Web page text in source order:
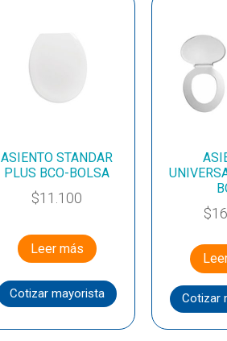
ASIENTO STANDAR
PLUS BCO-BOLSA
$11.100
Leer más
Cotizar mayorista
$
Cotizar